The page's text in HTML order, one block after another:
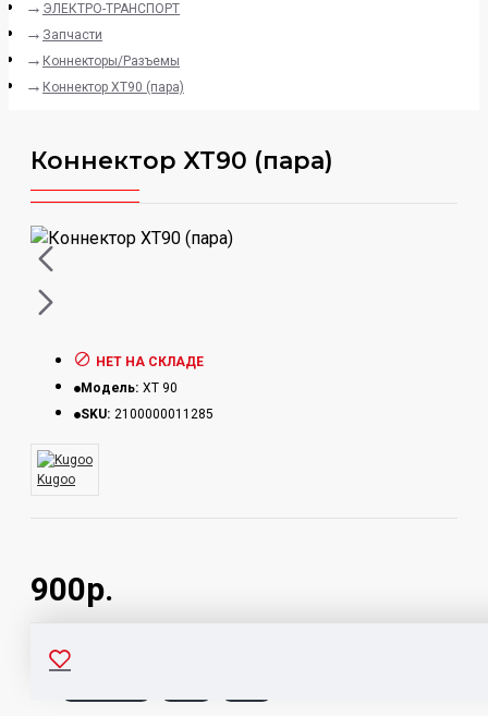
ЭЛЕКТРО-ТРАНСПОРТ
Запчасти
Коннекторы/Разъемы
Коннектор XT90 (пара)
Коннектор XT90 (пара)
900р.
НЕТ НА СКЛАДЕ
Модель: XT 90
SKU: 2100000011285
Kugoo